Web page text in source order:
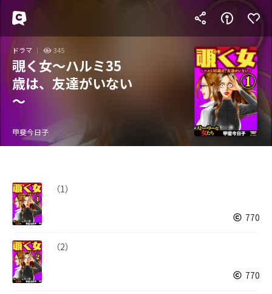
ドラマ 345
覗く女～ハルミ35
歳は、友達がいない
～
甲斐今日子
（1）
770
（2）
770